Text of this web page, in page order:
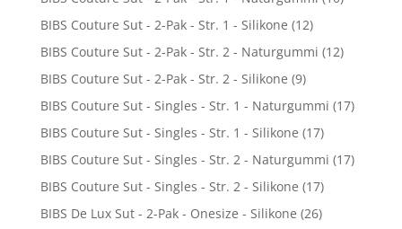
BIBS Couture Sut - 2-Pak - Str. 1 - Silikone (12)
BIBS Couture Sut - 2-Pak - Str. 2 - Naturgummi (12)
BIBS Couture Sut - 2-Pak - Str. 2 - Silikone (9)
BIBS Couture Sut - Singles - Str. 1 - Naturgummi (17)
BIBS Couture Sut - Singles - Str. 1 - Silikone (17)
BIBS Couture Sut - Singles - Str. 2 - Naturgummi (17)
BIBS Couture Sut - Singles - Str. 2 - Silikone (17)
BIBS De Lux Sut - 2-Pak - Onesize - Silikone (26)